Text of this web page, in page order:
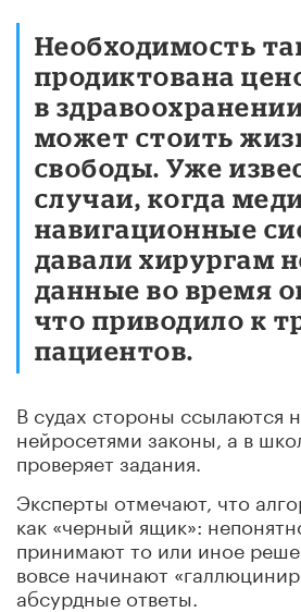
Необходимость
продиктована
в
может стоить
свободы. Уже
случаи, когда
навигационные
давали хирургам
данные во время
что приводило к
пациентов.
В судах стороны ссылаются
нейросетями законы, а в
проверяет задания.
Эксперты отмечают, что
как «черный ящик»:
принимают то или иное
вовсе начинают
абсурдные ответы.